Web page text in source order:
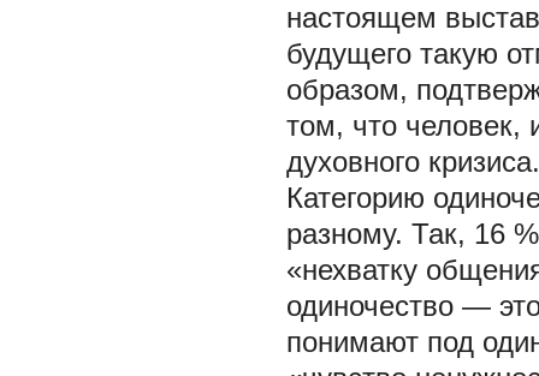
настоящем
будущего такую
образом,
том, что человек,
духовного кризиса.
Категорию
разному. Так, 16
«нехватку
одиночество —
понимают под